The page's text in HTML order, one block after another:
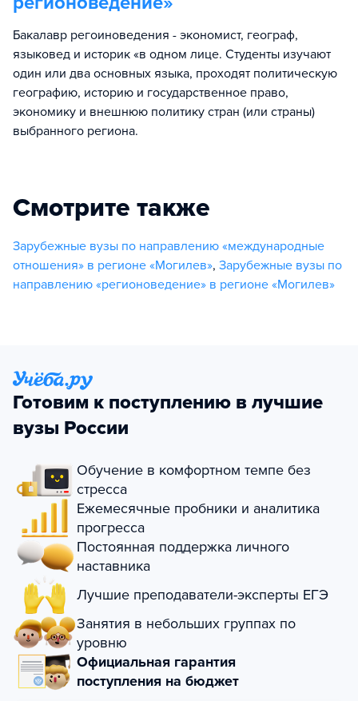
Бакалавр регоиноведения - экономист, географ,
языковед и историк «в одном лице. Студенты изучают
один или два основных языка, проходят политическую
географию, историю и государственное право,
экономику и внешнюю политику стран (или страны)
выбранного региона.
Смотрите также
Зарубежные вузы по направлению «международные
отношения» в регионе «Могилев», Зарубежные вузы по
направлению «регионоведение» в регионе «Могилев»
Готовим к поступлению в лучшие
вузы России
Обучение в комфортном темпе без
стресса
Ежемесячные пробники и аналитика
прогресса
Постоянная поддержка личного
наставника
Лучшие преподаватели-эксперты ЕГЭ
Занятия в небольших группах по
уровню
Официальная гарантия
поступления на бюджет